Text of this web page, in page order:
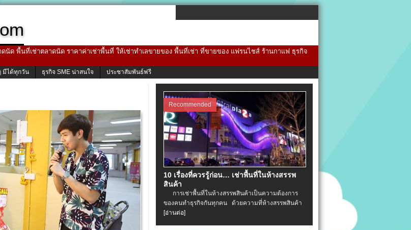
ด พื้นที่เช่าตลาดนัด ราคาค่าเช่าพื้นที่ ให้เช่าทำเลขายของ พื้นที่เช่า ที่ขายของ แฟรนไชส์ ร้านกาแฟ ธุรกิจ
มีได้ทุกวัน ธุรกิจ SME น่าสนใจ ประชาสัมพันธ์ฟรี
Recommended
10 เรื่องที่ควรรู้ก่อน… เช่าพื้นที่ในห้างสรรพ
สินค้า
การเช่าพื้นที่ในห้างสรรพสินค้าเป็นความต้องการ
ของคนทำธุรกิจกันทุกคน ด้วยความที่ห้างสรรพสินค้า
[อ่านต่อ]